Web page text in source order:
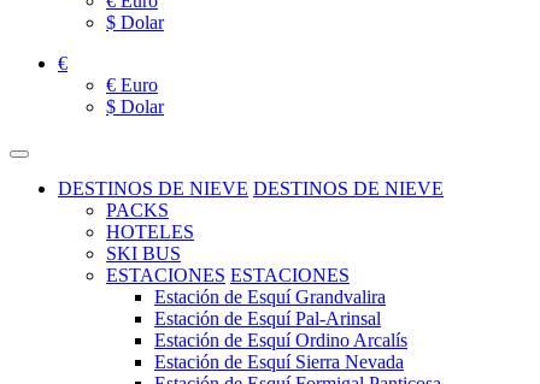
$ Dolar
€
€ Euro
$ Dolar
DESTINOS DE NIEVE DESTINOS DE NIEVE
PACKS
HOTELES
SKI BUS
ESTACIONES ESTACIONES
Estación de Esquí Grandvalira
Estación de Esquí Pal-Arinsal
Estación de Esquí Ordino Arcalís
Estación de Esquí Sierra Nevada